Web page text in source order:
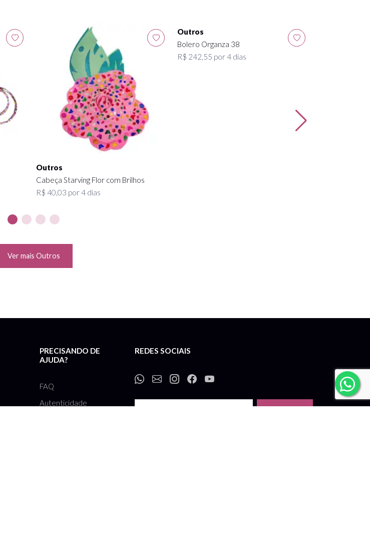
Outros
Cabeça Starving Flor com Brilhos
R$ 40,03 por 4 dias
Outros
Bolero Organza 38
R$ 242,55 por 4 dias
Ver mais Outros
PRECISANDO DE
AJUDA?
FAQ
Autenticidade
REDES SOCIAIS